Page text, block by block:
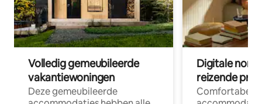
Volledig gemeubileerde
vakantiewoningen
Deze gemeubileerde
Digitale
reizende
Comfortabele